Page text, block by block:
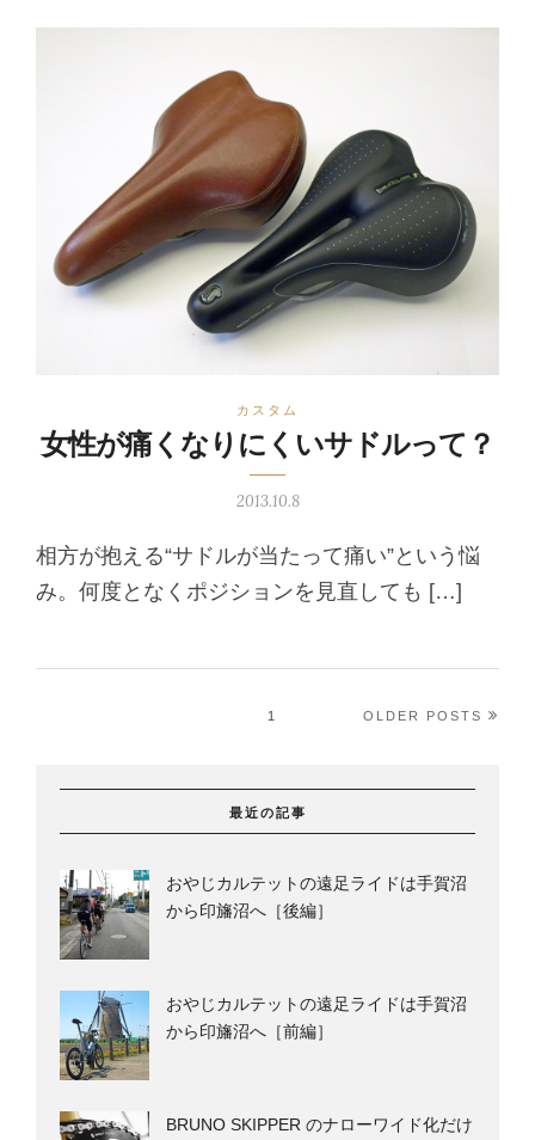
カスタム
女性が痛くなりにくいサドルって？
2013.10.8
相方が抱える“サドルが当たって痛い”という悩
み。何度となくポジションを見直しても […]
1 OLDER POSTS
最近の記事
おやじカルテットの遠足ライドは手賀沼
から印旛沼へ［後編］
おやじカルテットの遠足ライドは手賀沼
から印旛沼へ［前編］
BRUNO SKIPPER のナローワイド化だけ